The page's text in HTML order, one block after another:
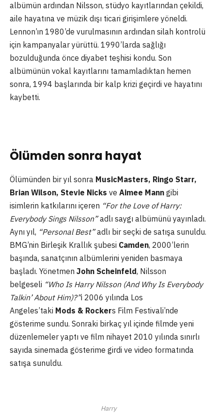
albümün ardından Nilsson, stüdyo kayıtlarından çekildi,
aile hayatına ve müzik dışı ticari girişimlere yöneldi.
Lennon’ın 1980’de vurulmasının ardından silah kontrolü
için kampanyalar yürüttü. 1990’larda sağlığı
bozulduğunda önce diyabet teşhisi kondu. Son
albümünün vokal kayıtlarını tamamladıktan hemen
sonra, 1994 başlarında bir kalp krizi geçirdi ve hayatını
kaybetti.
Ölümden sonra hayat
Ölümünden bir yıl sonra MusicMasters, Ringo Starr,
Brian Wilson, Stevie Nicks ve Aimee Mann gibi
isimlerin katkılarını içeren “For the Love of Harry:
Everybody Sings Nilsson”adlı saygı albümünü yayınladı.
Aynı yıl, “Personal Best”adlı bir seçki de satışa sunuldu.
BMG’nin Birleşik Krallık şubesi Camden, 2000’lerin
başında, sanatçının albümlerini yeniden basmaya
başladı. Yönetmen John Scheinfeld, Nilsson
belgeseli “Who Is Harry Nilsson (And Why Is Everybody
Talkin’ About Him)?”i 2006 yılında Los
Angeles’taki Mods & Rockers Film Festivali’nde
gösterime sundu. Sonraki birkaç yıl içinde filmde yeni
düzenlemeler yaptı ve film nihayet 2010 yılında sınırlı
sayıda sinemada gösterime girdi ve video formatında
satışa sunuldu.
Harry